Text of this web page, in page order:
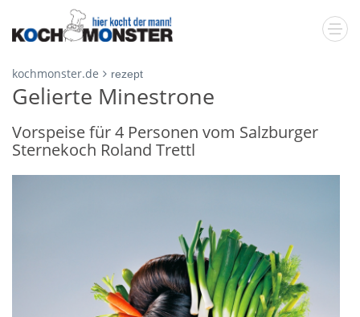
kochmonster.de rezept
Gelierte Minestrone
Vorspeise für 4 Personen vom Salzburger
Sternekoch Roland Trettl